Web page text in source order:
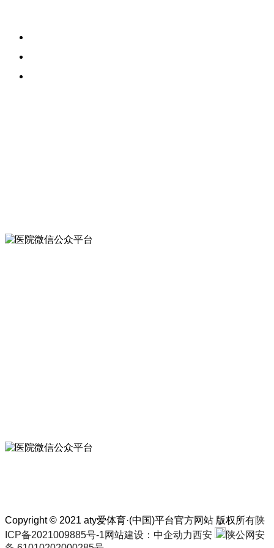
Copyright © 2021 aty爱体育·(中国)平台官方网站 版权所有陕
ICP备2021009885号-1网站建设：中企动力西安
陕公网安